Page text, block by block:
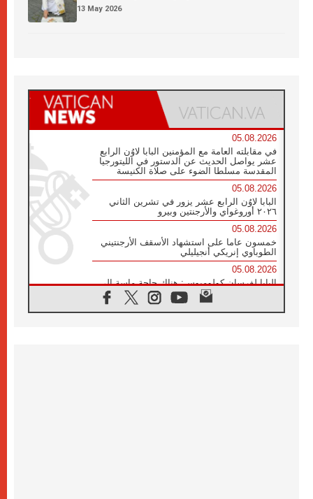
13 May 2026
05.08.2026
في مقابلته العامة مع المؤمنين البابا لاوُن الرابع
عشر يواصل الحديث عن الدستور في الليتورجيا
المقدسة مسلطا الضوء على صلاة الكنيسة
05.08.2026
البابا لاوُن الرابع عشر يزور في تشرين الثاني
٢٠٢٦ أوروغواي والأرجنتين وبيرو
05.08.2026
خمسون عاما على استشهاد الأسقف الأرجنتيني
الطوباوي إنريكي أنجيليلي
05.08.2026
البابا لفرسان كولومبوس: هناك حاجة ماسة إلى
أنبياء تناغم يسعون إلى بناء الجسور
04.08.2026